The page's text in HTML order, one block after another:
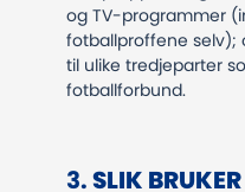
og TV-programmer
fotballproffene selv);
til ulike tredjeparter
fotballforbund.
​​​​​​​3.SLIK